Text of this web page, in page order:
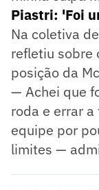
Piastri: 'Foi
Na coletiva
refletiu sobre
posição da
— Achei que
roda e errar
equipe por
limites —